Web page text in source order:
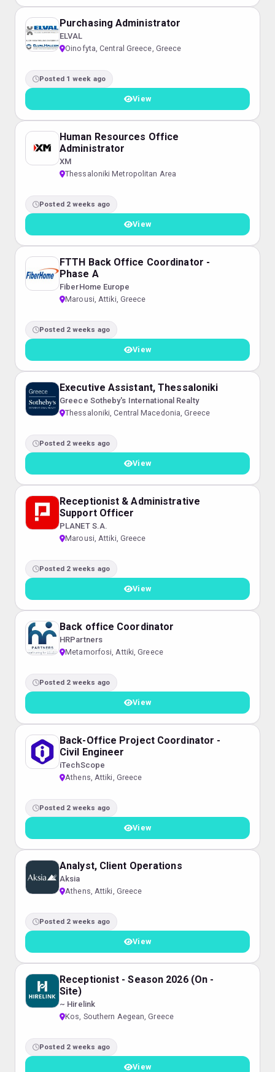
Purchasing Administrator
ELVAL
Oinofyta, Central Greece, Greece
Posted 1 week ago
View
Human Resources Office
Administrator
XM
Thessaloniki Metropolitan Area
Posted 2 weeks ago
View
FTTH Back Office Coordinator -
Phase A
FiberHome Europe
Marousi, Attiki, Greece
Posted 2 weeks ago
View
Executive Assistant, Thessaloniki
Greece Sotheby's International Realty
Thessaloniki, Central Macedonia, Greece
Posted 2 weeks ago
View
Receptionist & Administrative
Support Officer
PLANET S.A.
Marousi, Attiki, Greece
Posted 2 weeks ago
View
Back office Coordinator
HRPartners
Metamorfosi, Attiki, Greece
Posted 2 weeks ago
View
Back-Office Project Coordinator -
Civil Engineer
iTechScope
Athens, Attiki, Greece
Posted 2 weeks ago
View
Analyst, Client Operations
Aksia
Athens, Attiki, Greece
Posted 2 weeks ago
View
Receptionist - Season 2026 (On -
Site)
~ Hirelink
Kos, Southern Aegean, Greece
Posted 2 weeks ago
View